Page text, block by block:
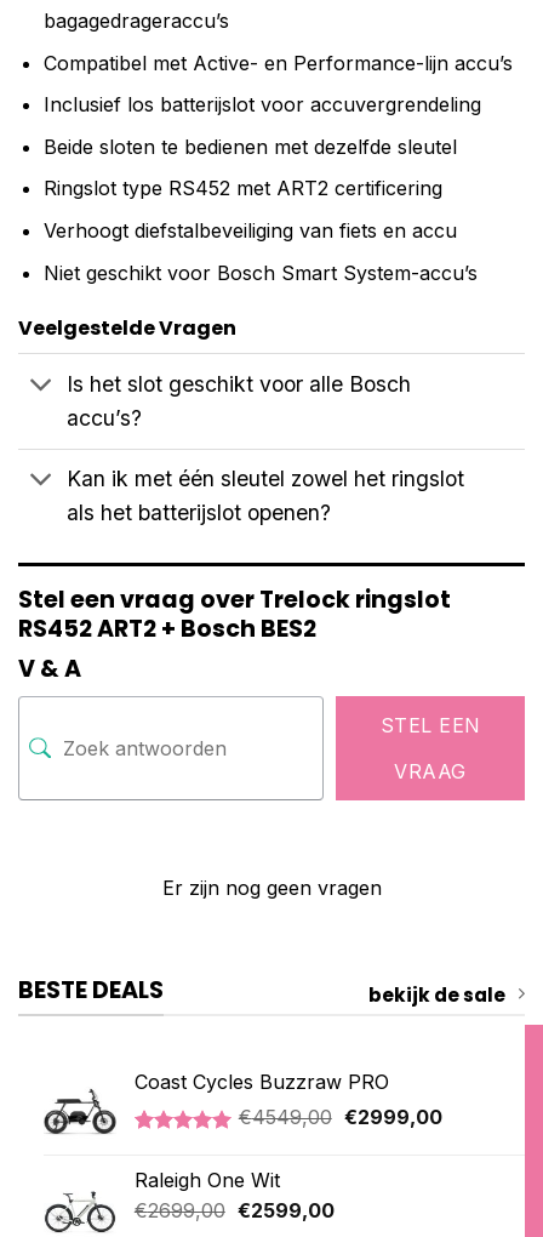
bagagedrageraccu’s
Compatibel met Active- en Performance-lijn accu’s
Inclusief los batterijslot voor accuvergrendeling
Beide sloten te bedienen met dezelfde sleutel
Ringslot type RS452 met ART2 certificering
Verhoogt diefstalbeveiliging van fiets en accu
Niet geschikt voor Bosch Smart System-accu’s
Veelgestelde Vragen
Is het slot geschikt voor alle Bosch
accu’s?
Kan ik met één sleutel zowel het ringslot
als het batterijslot openen?
Stel een vraag over Trelock ringslot
RS452 ART2 + Bosch BES2
V & A
STEL EEN
VRAAG
Er zijn nog geen vragen
BESTE DEALS bekijk de sale
Coast Cycles Buzzraw PRO
gebaseerd
op
klantbeoordeling
€4549,00 Oorspronkelijke
€2999,00Huidige
Raleigh One Wit
€2699,00 Oorspronkelijke
€2599,00Huidige